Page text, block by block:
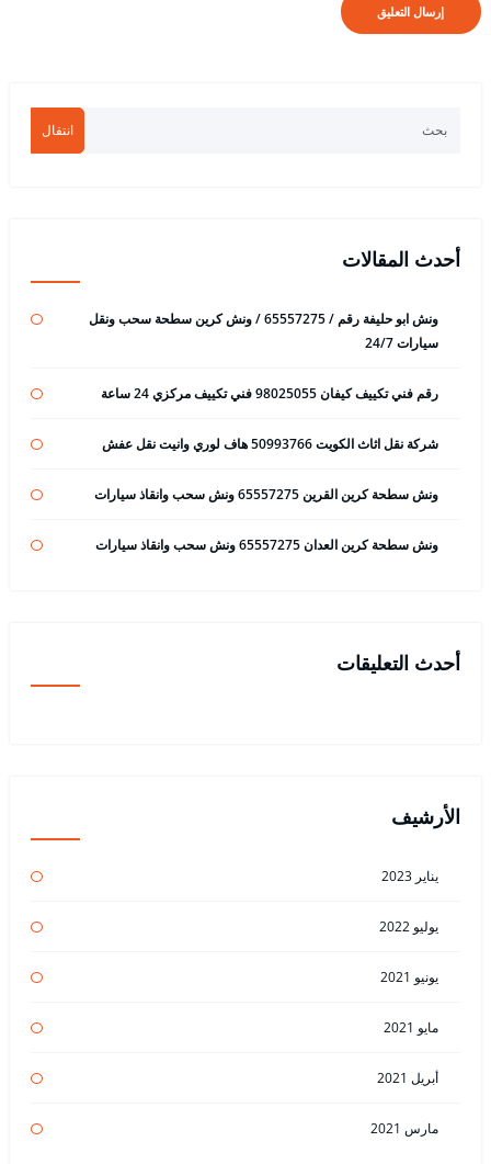
انتقال
أحدث المقالات
ونش ابو حليفة رقم / 65557275 / ونش كرين سطحة سحب ونقل
سيارات 24/7
رقم فني تكييف كيفان 98025055 فني تكييف مركزي 24 ساعة
شركة نقل اثاث الكويت 50993766 هاف لوري وانيت نقل عفش
ونش سطحة كرين القرين 65557275 ونش سحب وانقاذ سيارات
ونش سطحة كرين العدان 65557275 ونش سحب وانقاذ سيارات
أحدث التعليقات
الأرشيف
يناير 2023
يوليو 2022
يونيو 2021
مايو 2021
أبريل 2021
مارس 2021